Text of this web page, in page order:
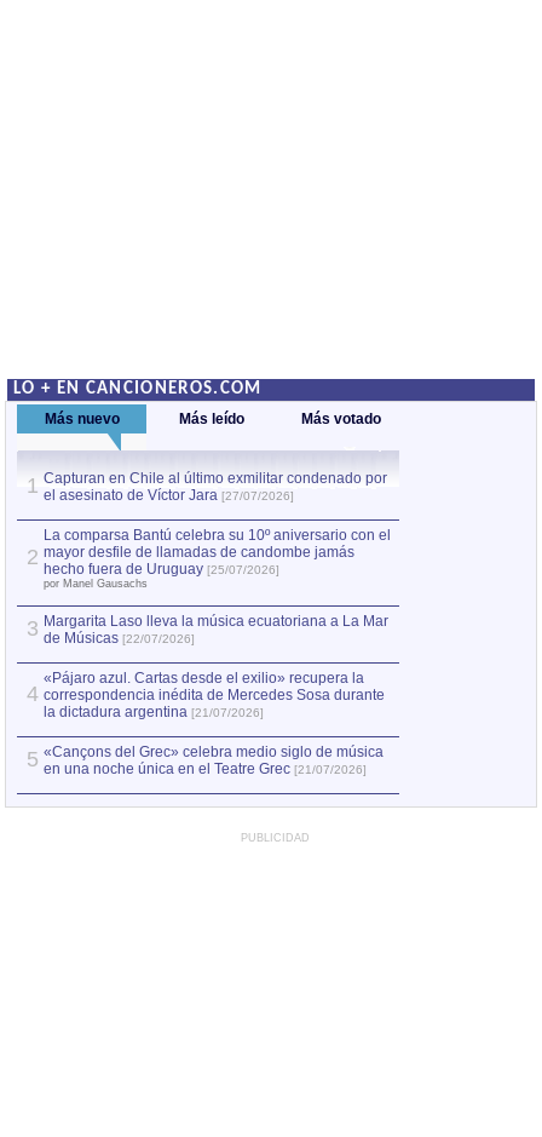
LO + EN CANCIONEROS.COM
Más nuevo Más leído Más votado
1 Capturan en Chile al último exmilitar condenado por
el asesinato de Víctor Jara [27/07/2026]
2
La comparsa Bantú celebra su 10º aniversario con el
mayor desfile de llamadas de candombe jamás
hecho fuera de Uruguay [25/07/2026]
por Manel Gausachs
3 Margarita Laso lleva la música ecuatoriana a La Mar
de Músicas [22/07/2026]
4
«Pájaro azul. Cartas desde el exilio» recupera la
correspondencia inédita de Mercedes Sosa durante
la dictadura argentina [21/07/2026]
5 «Cançons del Grec» celebra medio siglo de música
en una noche única en el Teatre Grec [21/07/2026]
PUBLICIDAD